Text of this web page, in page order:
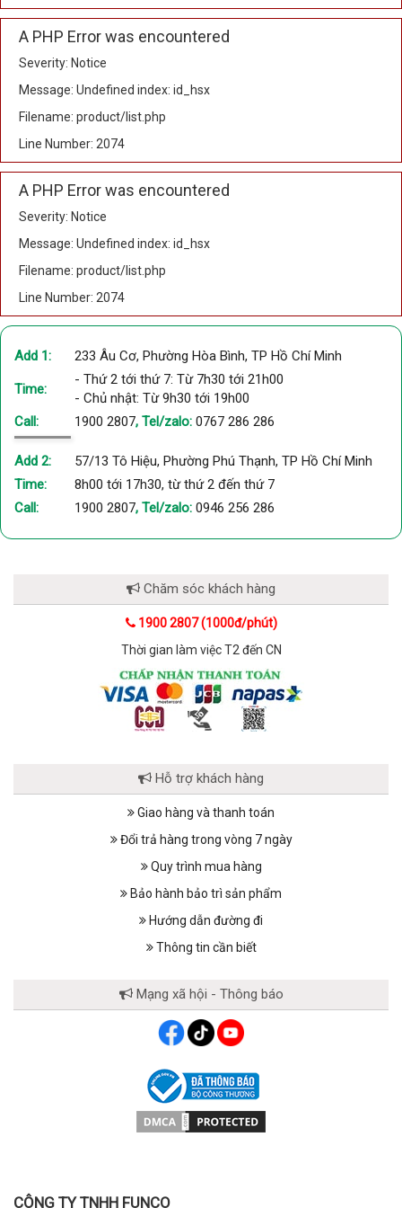
A PHP Error was encountered
Severity: Notice
Message: Undefined index: id_hsx
Filename: product/list.php
Line Number: 2074
A PHP Error was encountered
Severity: Notice
Message: Undefined index: id_hsx
Filename: product/list.php
Line Number: 2074
Add 1: 233 Âu Cơ, Phường Hòa Bình, TP Hồ Chí Minh
Time:
- Thứ 2 tới thứ 7: Từ 7h30 tới 21h00
- Chủ nhật: Từ 9h30 tới 19h00
Call:
1900 2807, Tel/zalo: 0767 286 286
Add 2:
57/13 Tô Hiệu, Phường Phú Thạnh, TP Hồ Chí Minh
Time:
8h00 tới 17h30, từ thứ 2 đến thứ 7
Call:
1900 2807, Tel/zalo: 0946 256 286
Chăm sóc khách hàng
1900 2807 (1000đ/phút)
Thời gian làm việc T2 đến CN
Hỗ trợ khách hàng
Giao hàng và thanh toán
Đổi trả hàng trong vòng 7 ngày
Quy trình mua hàng
Bảo hành bảo trì sản phẩm
Hướng dẫn đường đi
Thông tin cần biết
Mạng xã hội - Thông báo
CÔNG TY TNHH FUNCO